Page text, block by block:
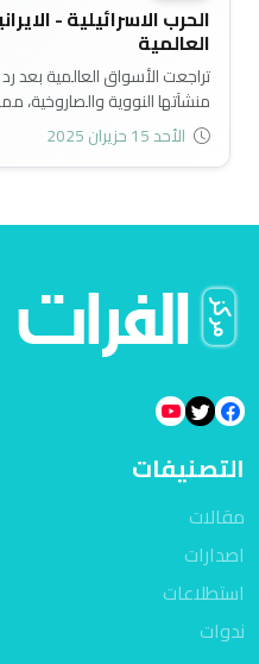
الحرب الاسرائيلية -
العالمية
تراجعت الأسواق العالمية بعد
منشآتها النووية والصاروخية،
ودفع الطلب على أصول الملاذ
اسعاره. كما ظل المستثمرون
محتملة بين الولايات المتحدة
الأحد 15 حزيران 2025
التصنيفات
مقالات
اصدارات
استطلاعات
ندوات